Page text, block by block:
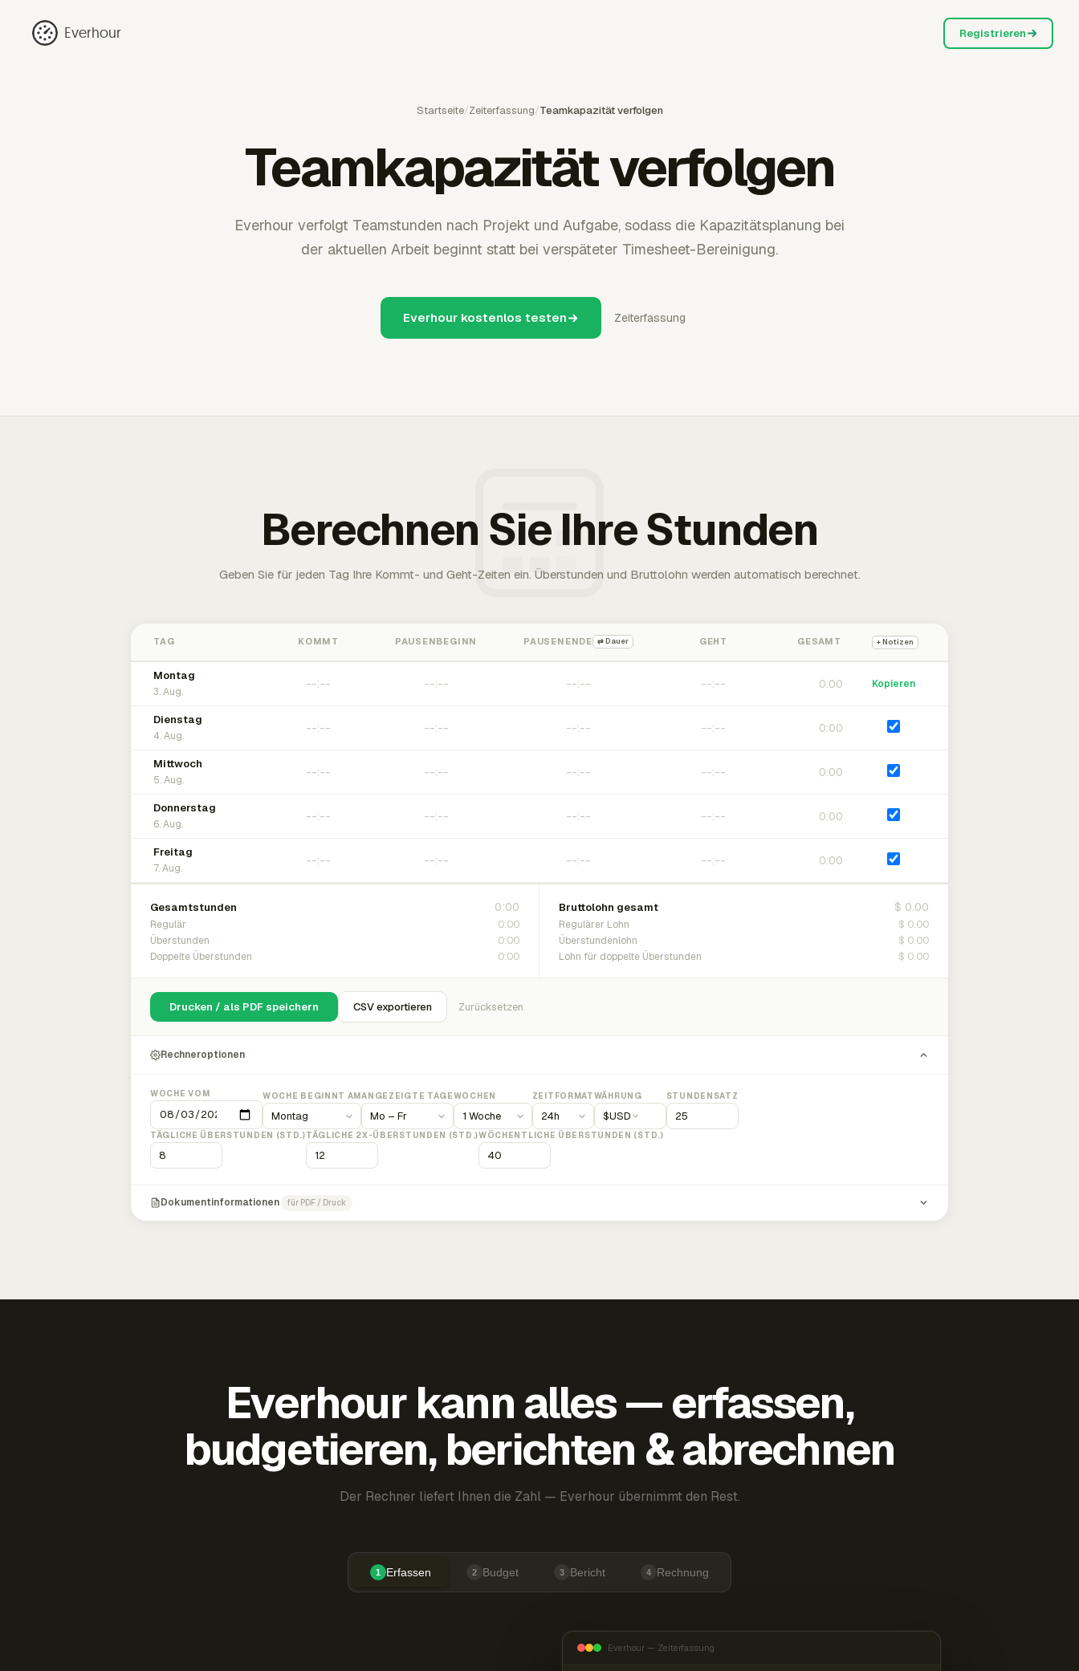
Everhour Registrieren
Startseite/Zeiterfassung/Teamkapazität verfolgen
Teamkapazität verfolgen
Everhour verfolgt Teamstunden nach Projekt und Aufgabe, sodass die Kapazitätsplanung bei
der aktuellen Arbeit beginnt statt bei verspäteter Timesheet-Bereinigung.
Everhour kostenlos testen Zeiterfassung
Berechnen Sie Ihre Stunden
Geben Sie für jeden Tag Ihre Kommt- und Geht-Zeiten ein. Überstunden und Bruttolohn werden automatisch berechnet.
TAG KOMMT PAUSENBEGINN PAUSENENDE ⇄ Dauer GEHT GESAMT + Notizen
Montag
3. Aug.
0:00 Kopieren
Dienstag
4. Aug.
0:00
Mittwoch
5. Aug.
0:00
Donnerstag
6. Aug.
0:00
Freitag
7. Aug.
0:00
Gesamtstunden 0:00
Regulär 0:00
Überstunden 0:00
Doppelte Überstunden 0:00
Bruttolohn gesamt $ 0.00
Regulärer Lohn $ 0.00
Überstundenlohn $ 0.00
Lohn für doppelte Überstunden $ 0.00
Drucken / als PDF speichern CSV exportieren Zurücksetzen
Rechneroptionen
WOCHE VOM WOCHE BEGINNT AMANGEZEIGTE TAGEWOCHEN ZEITFORMATWÄHRUNG
$USD
STUNDENSATZ
TÄGLICHE ÜBERSTUNDEN (STD.)TÄGLICHE 2X-ÜBERSTUNDEN (STD.)WÖCHENTLICHE ÜBERSTUNDEN (STD.)
Dokumentinformationen für PDF / Druck
Everhour kann alles — erfassen,
budgetieren, berichten & abrechnen
Der Rechner liefert Ihnen die Zahl — Everhour übernimmt den Rest.
1 Erfassen 2 Budget 3 Bericht 4 Rechnung
Everhour — Zeiterfassung